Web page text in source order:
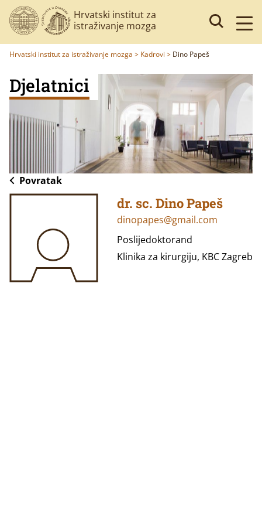
Hrvatski institut za
istraživanje mozga
Hrvatski institut za istraživanje mozga > Kadrovi > Dino Papeš
Djelatnici
Povratak
dr. sc. Dino Papeš
dinopapes@gmail.com
Poslijedoktorand
Klinika za kirurgiju, KBC Zagreb